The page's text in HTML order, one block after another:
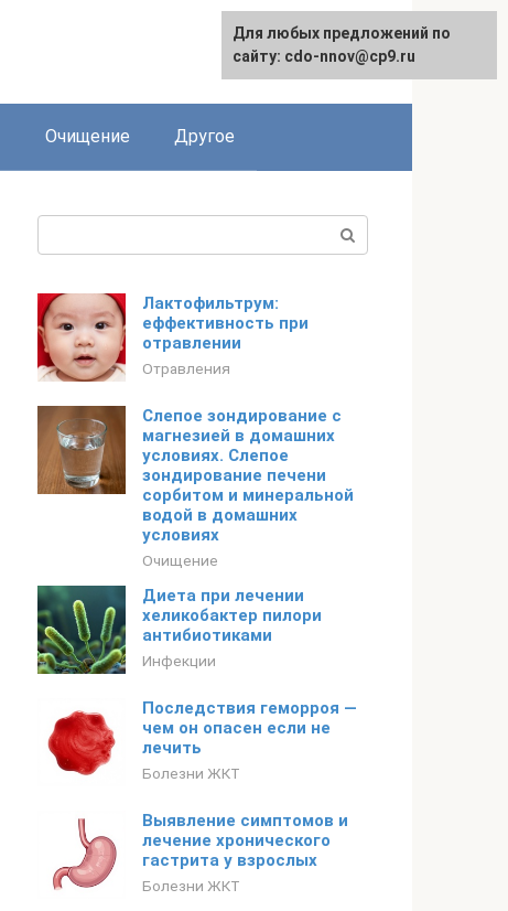
Очищение Другое
Лактофильтрум:
еффективность при
отравлении
Отравления
Слепое зондирование с
магнезией в домашних
условиях. Слепое
зондирование печени
сорбитом и минеральной
водой в домашних
условиях
Очищение
Диета при лечении
хеликобактер пилори
антибиотиками
Инфекции
Последствия геморроя —
чем он опасен если не
лечить
Болезни ЖКТ
Выявление симптомов и
лечение хронического
гастрита у взрослых
Болезни ЖКТ
Для любых предложений по
сайту: cdo-nnov@cp9.ru